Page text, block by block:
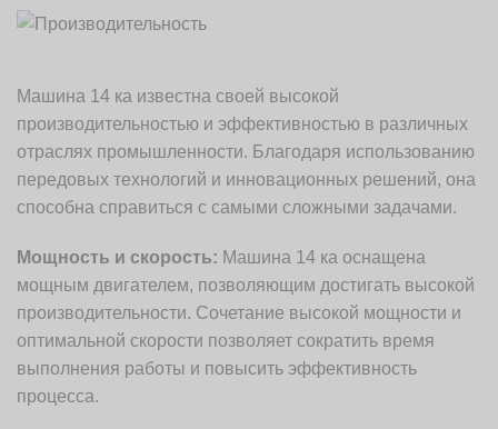
Машина 14 ка известна своей высокой
производительностью и эффективностью в различных
отраслях промышленности. Благодаря использованию
передовых технологий и инновационных решений, она
способна справиться с самыми сложными задачами.
Мощность и скорость: Машина 14 ка оснащена
мощным двигателем, позволяющим достигать высокой
производительности. Сочетание высокой мощности и
оптимальной скорости позволяет сократить время
выполнения работы и повысить эффективность
процесса.